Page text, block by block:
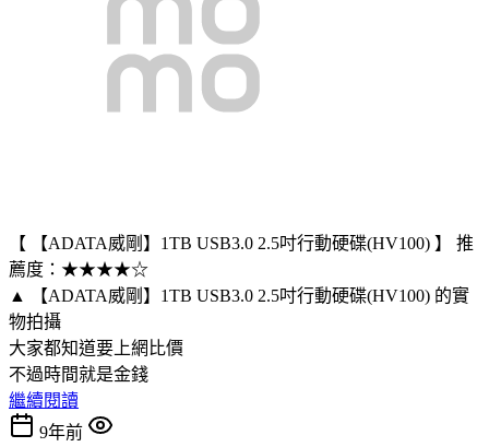
【 【ADATA威剛】1TB USB3.0 2.5吋行動硬碟(HV100) 】 推
薦度：★★★★☆
▲ 【ADATA威剛】1TB USB3.0 2.5吋行動硬碟(HV100) 的實
物拍攝
大家都知道要上網比價
不過時間就是金錢
繼續閱讀
9年前